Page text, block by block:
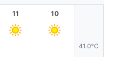
41.0°C
10
11